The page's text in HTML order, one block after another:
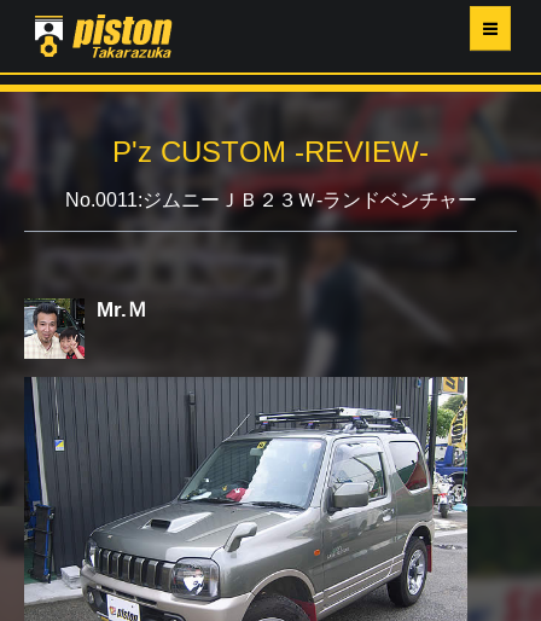
P'Z MAGAZINE
PISTON YAHOO店
店舗ご案内
P'z CUSTOM -REVIEW-
No.0011:ジムニーＪＢ２３Ｗ-ランドベンチャー
Mr.Ｍ